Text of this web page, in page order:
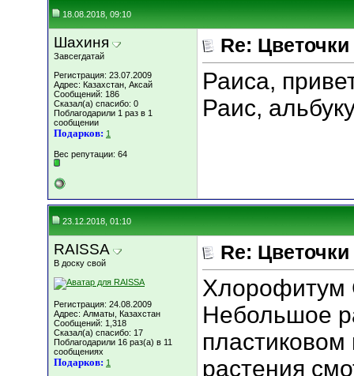
18.08.2018, 09:10
Шахиня
Завсегдатай
Регистрация: 23.07.2009
Адрес: Казахстан, Аксай
Сообщений: 186
Сказал(а) спасибо: 0
Поблагодарили 1 раз в 1
сообщении
Подарков: 1
Вес репутации: 64
Re:
Раиса,
Раис,
23.12.2018, 01:10
RAISSA
В доску свой
Регистрация: 24.08.2009
Адрес: Алматы, Казахстан
Сообщений: 1,318
Сказал(а) спасибо: 17
Поблагодарили 16 раз(а) в 11
сообщениях
Подарков: 1
Re:
Хлорофитум
Небольшое
растения